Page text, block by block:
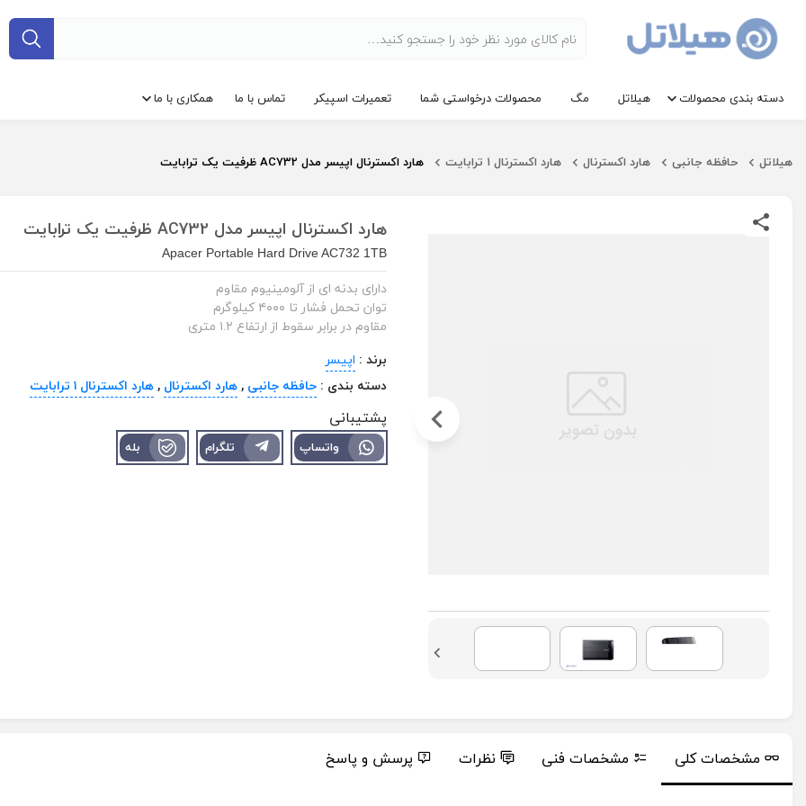
دسته بندی محصولات هیلاتل مگ محصولات درخواستی شما تعمیرات اسپیکر تماس با ما همکاری با ما
هیلاتل حافظه جانبی هارد اکسترنال هارد اکسترنال ۱ ترابایت هارد اکسترنال اپیسر مدل AC732 ظرفیت یک ترابایت
هارد اکسترنال اپیسر مدل AC732 ظرفیت یک ترابایت
Apacer Portable Hard Drive AC732 1TB
دارای بدنه ای از آلومینیوم مقاوم
توان تحمل فشار تا ۴۰۰۰ کیلوگرم
مقاوم در برابر سقوط از ارتفاع ۱.۲ متری
برند : اپیسر
دسته بندی :حافظه جانبی ,هارد اکسترنال ,هارد اکسترنال ۱ ترابایت
پشتیبانی
واتساپ تلگرام بله
مشخصات کلی مشخصات فنی نظرات پرسش و پاسخ